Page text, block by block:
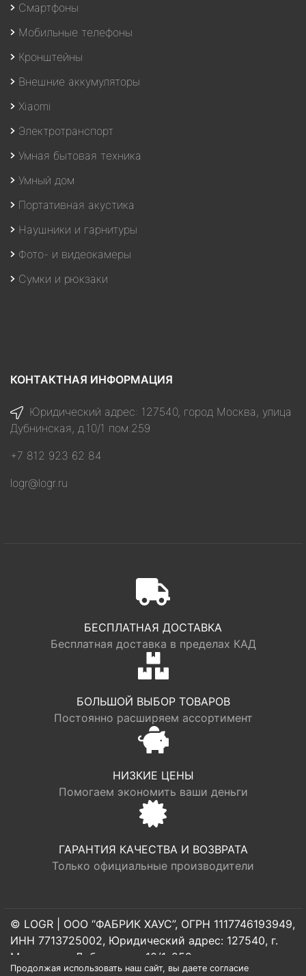
Смартфоны
Мобильные телефоны
Кронштейны
Внешние аккумуляторы
Xiaomi
Электротранспорт
Умная бытовая техника
Умный дом
Портативная акустика
Наушники и гарнитуры
Фото- и видеокамеры
Сумки и рюкзаки
КОНТАКТНАЯ ИНФОРМАЦИЯ
Юридический адрес: 127540, город Москва, улица
Дубнинская, д.10/1 пом.259
+7 812 923 62 84
logr@logr.ru
БЕСПЛАТНАЯ ДОСТАВКА
Бесплатная доставка в пределах КАД
БОЛЬШОЙ ВЫБОР ТОВАРОВ
Постоянно расширяем ассортимент
НИЗКИЕ ЦЕНЫ
Помогаем экономить ваши деньги
ГАРАНТИЯ КАЧЕСТВА И ВОЗВРАТА
Только официальные производители
© LOGR | ООО “ФАБРИК ХАУС”, ОГРН 1117746193949,
ИНН 7713725002, Юридический адрес: 127540, г.
Москва, ул. Дубнинская, 10/1, 259
Продолжая использовать наш сайт, вы даете согласие